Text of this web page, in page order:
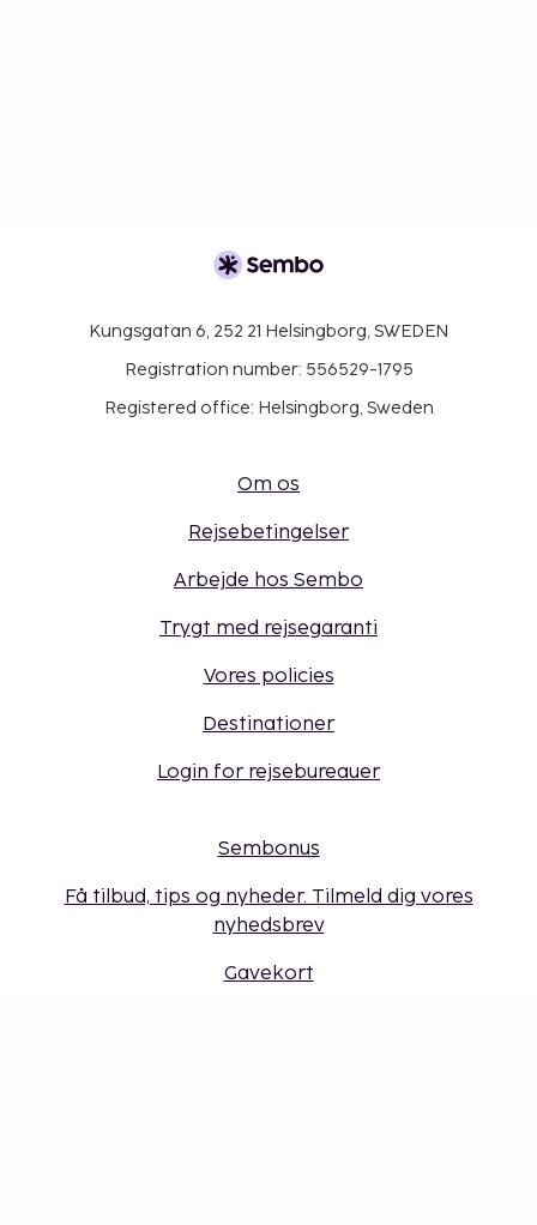
Kungsgatan 6, 252 21 Helsingborg, SWEDEN
Registration number: 556529-1795
Registered office: Helsingborg, Sweden
Om os
Rejsebetingelser
Arbejde hos Sembo
Trygt med rejsegaranti
Vores policies
Destinationer
Login for rejsebureauer
Sembonus
Få tilbud, tips og nyheder. Tilmeld dig vores
nyhedsbrev
Gavekort